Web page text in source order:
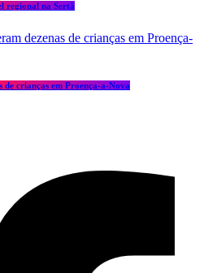
regional na Sertã
de crianças em Proença-a-Nova